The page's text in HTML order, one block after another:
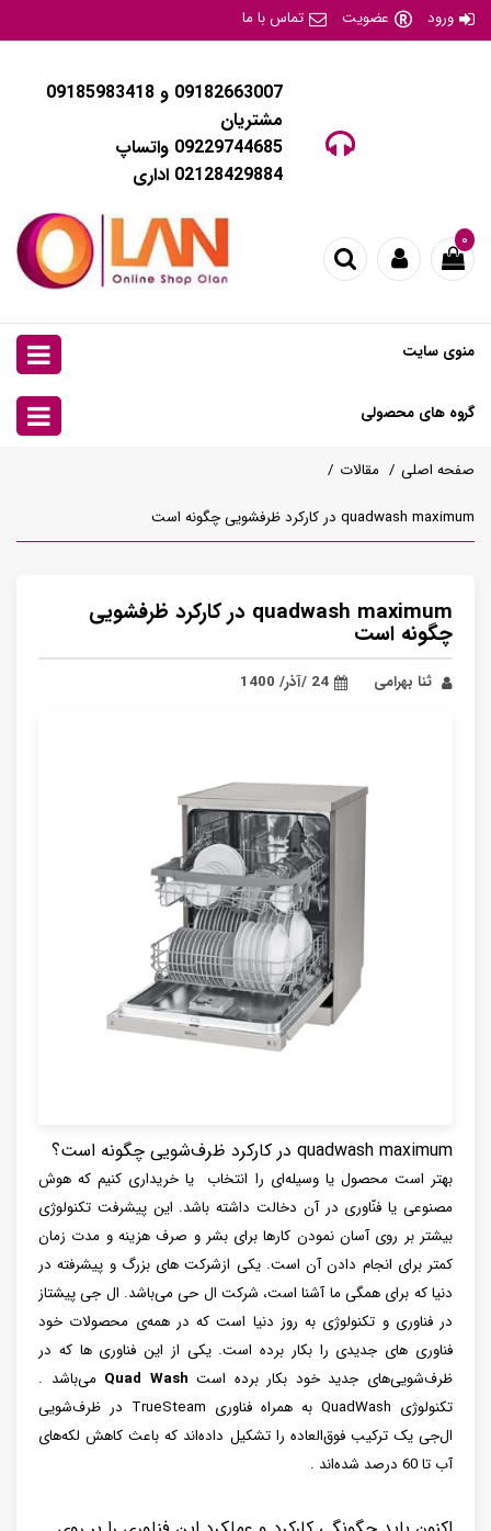
ورود عضویت تماس با ما
09182663007 و 09185983418
مشتریان
09229744685 واتساپ
02128429884 اداری
۰
منوی سایت
گروه های محصولی
صفحه اصلی مقالات
‏quadwash maximum در کارکرد ظرفشویی
چگونه است
ثنا بهرامی 24 /آذر/ 1400
quadwash maximum در کارکرد ظرف‌شویی چگونه است؟
بهتر است محصول یا وسیله‌ای را انتخاب یا خریداری کنیم که هوش
مصنوعی یا فنّاوری در آن دخالت داشته باشد. این پیشرفت تکنولوژی
بیشتر بر روی آسان نمودن کارها برای بشر و صرف هزینه و مدت زمان
کمتر برای انجام دادن آن است. یکی ازشرکت های بزرگ و پیشرفته در
دنیا که برای همگی ما آشنا است، شرکت ال حی می‌باشد. ال جی پیشتاز
در فناوری و تکنولوژی به روز دنیا است که در همه‌ی محصولات خود
فناوری های جدیدی را بکار برده است. یکی از این فناوری ها که در
ظرف‌شویی‌های جدید خود بکار برده است Quad Wash می‌باشد .
تکنولوژی QuadWash به همراه فناوری TrueSteam در ظرف‌شویی
ال‌جی یک ترکیب فوق‌العاده را تشکیل داده‌اند که باعث کاهش لکه‌های
آب تا 60 درصد شده‌اند .